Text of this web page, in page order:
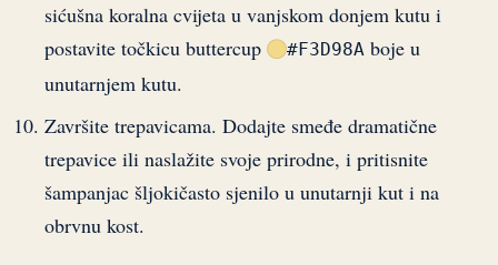
sićušna koralna cvijeta u vanjskom donjem kutu i
postavite točkicu buttercup
#F3D98A boje u
unutarnjem kutu.
Završite trepavicama. Dodajte smeđe dramatične
trepavice ili naslažite svoje prirodne, i pritisnite
šampanjac šljokičasto sjenilo u unutarnji kut i na
obrvnu kost.